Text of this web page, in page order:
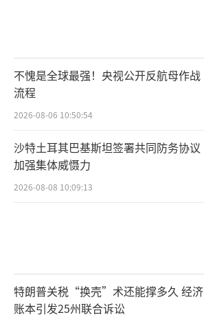
不愧是全球最强！央视公开反航母作战
流程
2026-08-06 10:50:54
沙特土耳其巴基斯坦签署共同防务协议
加强集体威慑力
2026-08-08 10:09:13
特朗普关税“换壳”术还能撑多久 经济
账本引发25州联合诉讼